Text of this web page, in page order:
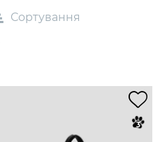
Сортування